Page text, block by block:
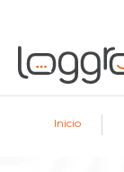
Inicio |